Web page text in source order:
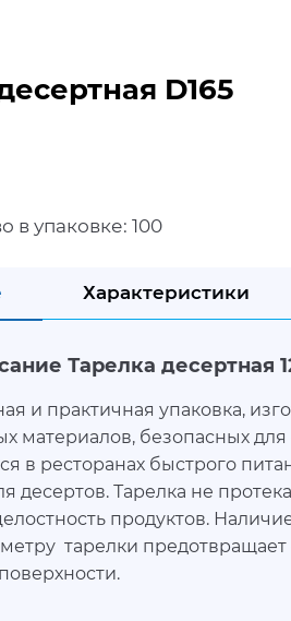
D165
в упаковке: 100
Характеристики
Тарелка десертная
и практичная упаковка,
материалов, безопасных
в ресторанах быстрого
десертов. Тарелка не
продуктов.
тарелки предотвращает